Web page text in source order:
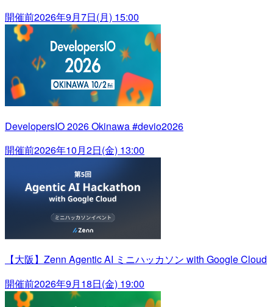
開催前2026年9月7日(月) 15:00
DevelopersIO 2026 Okinawa #devio2026
開催前2026年10月2日(金) 13:00
【大阪】Zenn Agentic AI ミニハッカソン with Google Cloud
開催前2026年9月18日(金) 19:00